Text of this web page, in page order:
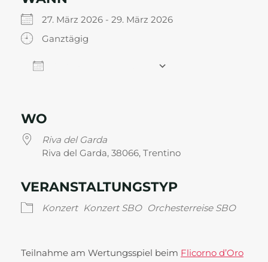
27. März 2026 - 29. März 2026
Ganztägig
WO
Riva del Garda
Riva del Garda, 38066, Trentino
VERANSTALTUNGSTYP
Konzert Konzert SBO Orchesterreise SBO
Teilnahme am Wertungsspiel beim Flicorno d’Oro